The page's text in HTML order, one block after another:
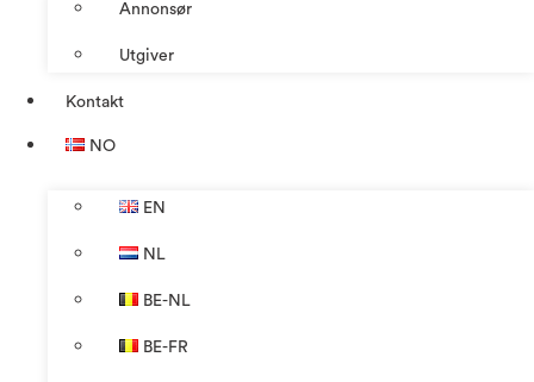
Annonsør
Utgiver
Kontakt
NO
EN
NL
BE-NL
BE-FR